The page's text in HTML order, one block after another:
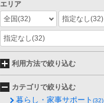
エリア
全国(32) 指定なし(32)
指定なし(32)
利用方法で絞り込む
カテゴリで絞り込む
暮らし・家事サポート (32)